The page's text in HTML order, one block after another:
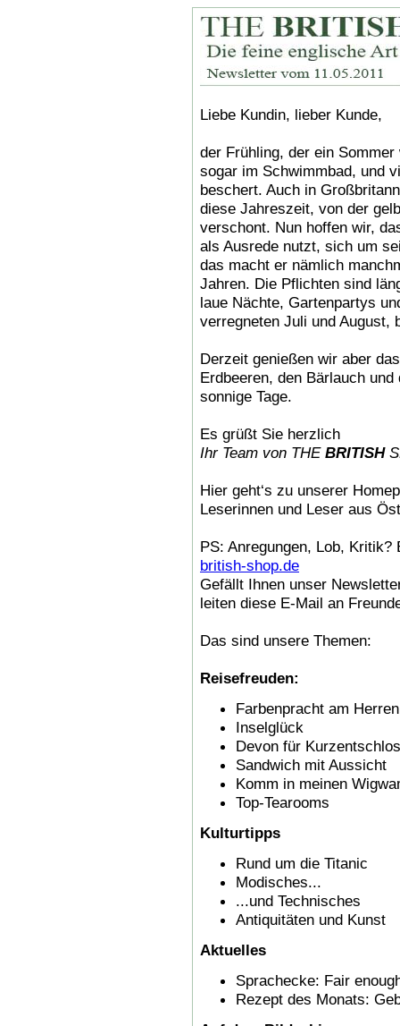
Liebe Kundin, lieber Kunde,
der Frühling, der ein
sogar im Schwimmbad, und
beschert. Auch in
diese Jahreszeit, von der
verschont. Nun hoffen wir,
als Ausrede nutzt, sich um
das macht er nämlich
Jahren. Die Pflichten sind
laue Nächte, Gartenpartys
verregneten Juli und August,
Derzeit genießen wir aber
Erdbeeren, den Bärlauch
sonnige Tage.
Es grüßt Sie herzlich
Ihr Team von THE BRITISH
Hier geht‘s zu unserer
Leserinnen und Leser aus
PS: Anregungen, Lob,
british-shop.de
Gefällt Ihnen unser
leiten diese E-Mail an
Das sind unsere Themen:
Reisefreuden:
Farbenpracht am
Inselglück
Devon für
Sandwich mit Aussicht
Komm in meinen
Top-Tearooms
Kulturtipps
Rund um die Titanic
Modisches...
...und Technisches
Antiquitäten und Kunst
Aktuelles
Sprachecke: Fair
Rezept des Monats: